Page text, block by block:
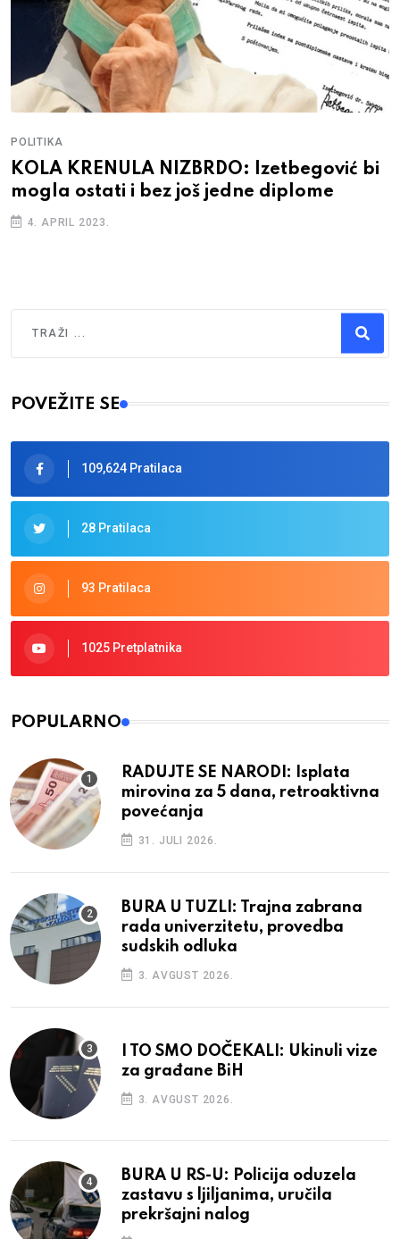
POLITIKA
KOLA KRENULA NIZBRDO: Izetbegović bi
mogla ostati i bez još jedne diplome
4. APRIL 2023.
Type 2 or more characters for results.
POVEŽITE SE
109,624 Pratilaca
28 Pratilaca
93 Pratilaca
1025 Pretplatnika
POPULARNO
RADUJTE SE NARODI: Isplata
mirovina za 5 dana, retroaktivna
povećanja
31. JULI 2026.
BURA U TUZLI: Trajna zabrana
rada univerzitetu, provedba
sudskih odluka
3. AVGUST 2026.
I TO SMO DOČEKALI: Ukinuli vize
za građane BiH
3. AVGUST 2026.
BURA U RS-U: Policija oduzela
zastavu s ljiljanima, uručila
prekršajni nalog